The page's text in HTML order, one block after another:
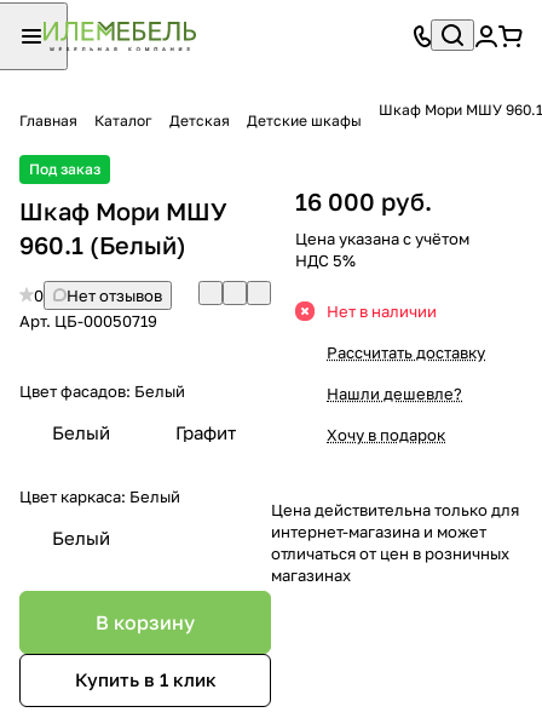
Главная Каталог Детская Детские шкафы
Шкаф Мори МШУ 960.1
Под заказ
Шкаф Мори МШУ
960.1 (Белый)
0
Нет отзывов
Арт. ЦБ-00050719
Цвет фасадов: Белый
Белый Графит
Цвет каркаса: Белый
Белый
В корзину
Купить в 1 клик
16 000 руб.
Цена указана с учётом
НДС 5%
Нет в наличии
Рассчитать доставку
Нашли дешевле?
Хочу в подарок
Цена действительна только для
интернет-магазина и может
отличаться от цен в розничных
магазинах